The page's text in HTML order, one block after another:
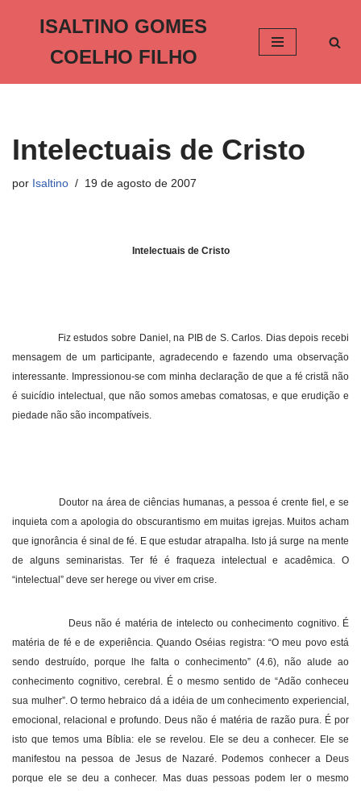
o
ISALTINO GOMES
COELHO FILHO
Intelectuais de Cristo
por Isaltino 19 de agosto de 2007
Intelectuais de Cristo
Fiz estudos sobre Daniel, na PIB de S. Carlos. Dias depois recebi
mensagem de um participante, agradecendo e fazendo uma observação
interessante. Impressionou-se com minha declaração de que a fé cristã não
é suicídio intelectual, que não somos amebas comatosas, e que erudição e
piedade não são incompatíveis.
Doutor na área de ciências humanas, a pessoa é crente fiel, e se
inquieta com a apologia do obscurantismo em muitas igrejas. Muitos acham
que ignorância é sinal de fé. E que estudar atrapalha. Isto já surge na mente
de alguns seminaristas. Ter fé é fraqueza intelectual e acadêmica. O
“intelectual” deve ser herege ou viver em crise.
Deus não é matéria de intelecto ou conhecimento cognitivo. É
matéria de fé e de experiência. Quando Oséias registra: “O meu povo está
sendo destruído, porque lhe falta o conhecimento” (4.6), não alude ao
conhecimento cognitivo, cerebral. É o mesmo sentido de “Adão conheceu
sua mulher”. O termo hebraico dá a idéia de um conhecimento experiencial,
emocional, relacional e profundo. Deus não é matéria de razão pura. É por
isto que temos uma Bíblia: ele se revelou. Ele se deu a conhecer. Ele se
manifestou na pessoa de Jesus de Nazaré. Podemos conhecer a Deus
porque ele se deu a conhecer. Mas duas pessoas podem ler o mesmo